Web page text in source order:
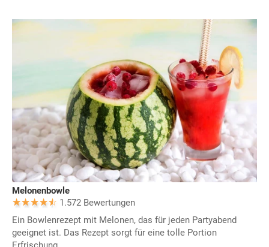
Melonenbowle
1.572 Bewertungen
Ein Bowlenrezept mit Melonen, das für jeden Partyabend
geeignet ist. Das Rezept sorgt für eine tolle Portion